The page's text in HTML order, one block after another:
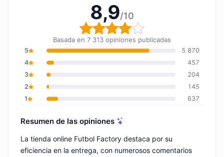
8,9/10
Calificación global: 8,9
Basada en 7 313 opiniones publicadas
5
5 870
4
457
3
204
2
145
1
637
Resumen de las opiniones
La tienda online Futbol Factory destaca por su
eficiencia en la entrega, con numerosos comentarios